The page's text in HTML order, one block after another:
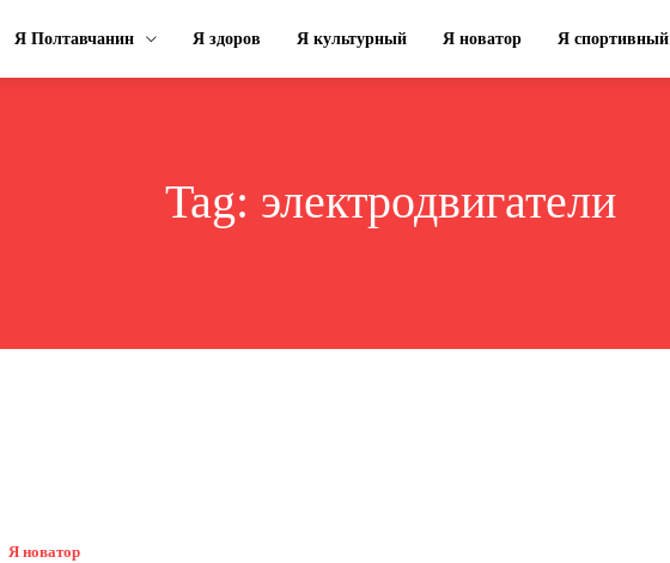
Я Полтавчанин Я здоров Я культурный Я новатор Я спортивный
Tag: электродвигатели
Я новатор